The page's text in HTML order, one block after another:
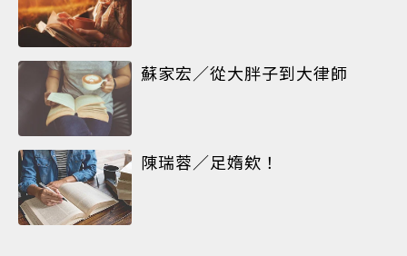
蘇家宏／從大胖子到大律師
陳瑞蓉／足媠欸！